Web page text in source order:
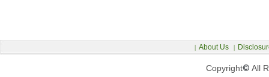
Copyright© All
| About Us |